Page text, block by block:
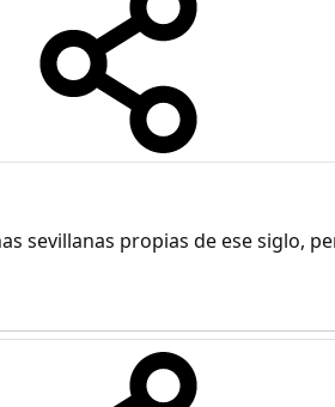
sevillanas propias de ese siglo,